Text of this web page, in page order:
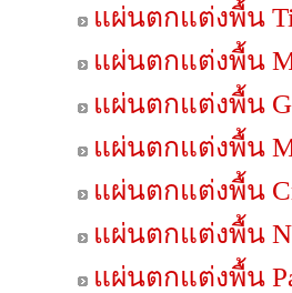
แผ่นตกแต่งพื้น
แผ่นตกแต่งพื้น
แผ่นตกแต่งพื้น
แผ่นตกแต่งพื้น
แผ่นตกแต่งพื้น
แผ่นตกแต่งพื้น
แผ่นตกแต่งพื้น